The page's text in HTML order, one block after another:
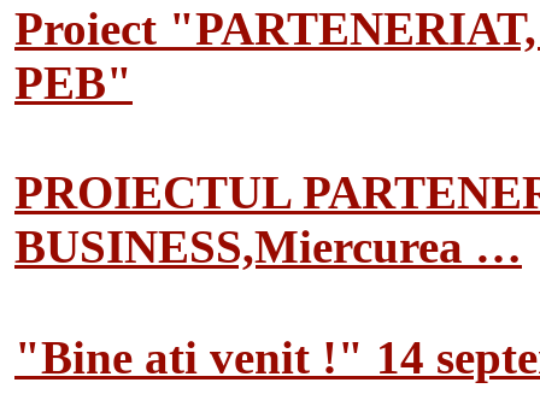
Proiect
PEB"
PROIECTUL
BUSINESS,Miercurea …
"Bine ati venit !" 14